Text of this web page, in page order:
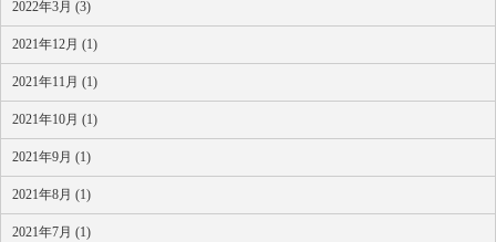
2022年3月 (3)
2021年12月 (1)
2021年11月 (1)
2021年10月 (1)
2021年9月 (1)
2021年8月 (1)
2021年7月 (1)